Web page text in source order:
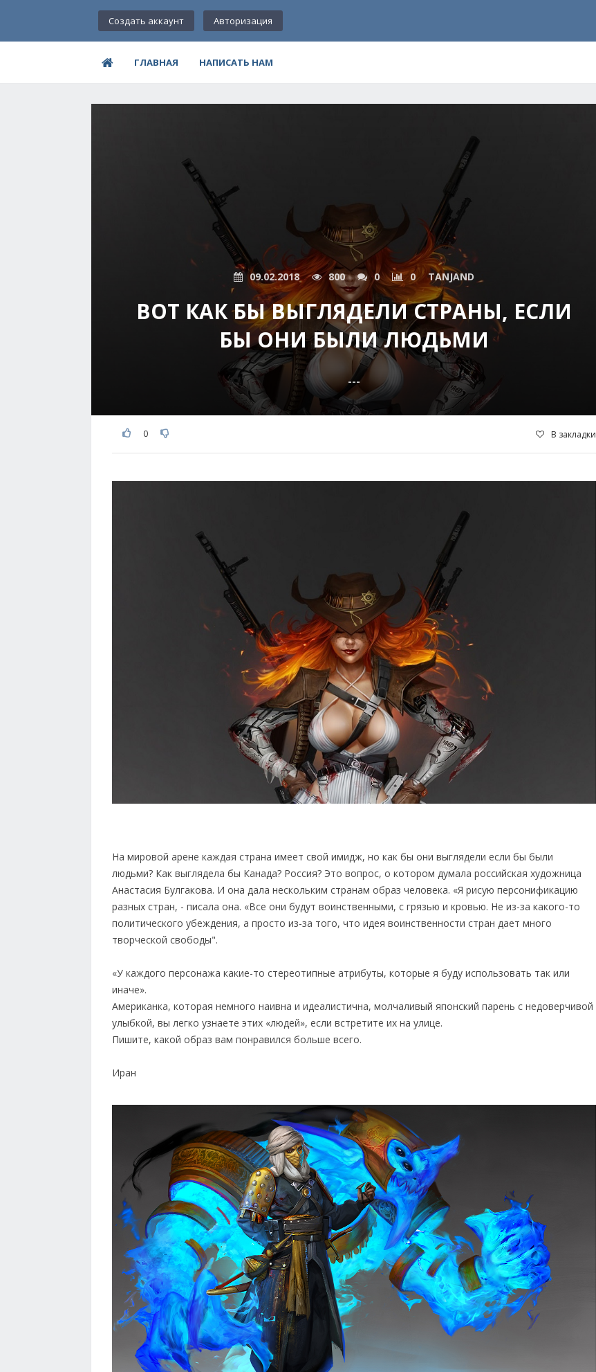
Создать аккаунт Авторизация
ГЛАВНАЯ НАПИСАТЬ НАМ
09.02.2018 800 0 0 TANJAND
ВОТ КАК БЫ ВЫГЛЯДЕЛИ СТРАНЫ, ЕСЛИ
БЫ ОНИ БЫЛИ ЛЮДЬМИ
---
0 В закладки
На мировой арене каждая страна имеет свой имидж, но как бы они выглядели если бы были
людьми? Как выглядела бы Канада? Россия? Это вопрос, о котором думала российская художница
Анастасия Булгакова. И она дала нескольким странам образ человека. «Я рисую персонификацию
разных стран, - писала она. «Все они будут воинственными, с грязью и кровью. Не из-за какого-то
политического убеждения, а просто из-за того, что идея воинственности стран дает много
творческой свободы".
«У каждого персонажа какие-то стереотипные атрибуты, которые я буду использовать так или
иначе».
Американка, которая немного наивна и идеалистична, молчаливый японский парень с недоверчивой
улыбкой, вы легко узнаете этих «людей», если встретите их на улице.
Пишите, какой образ вам понравился больше всего.
Иран